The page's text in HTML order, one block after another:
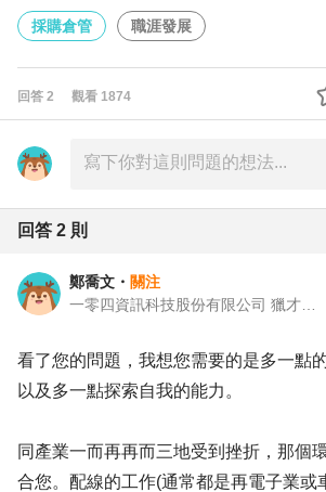
採購倉管 職涯發展
回答 2 觀看 1874
回答 2 則
鄭喬文 ・ 關注
看了您的問題，我想您需要的是多一點
以及多一點探索自我的能力。
同產業一而再再而三地受到挫折，那個
合您。配線的工作(通常都是再電子業或